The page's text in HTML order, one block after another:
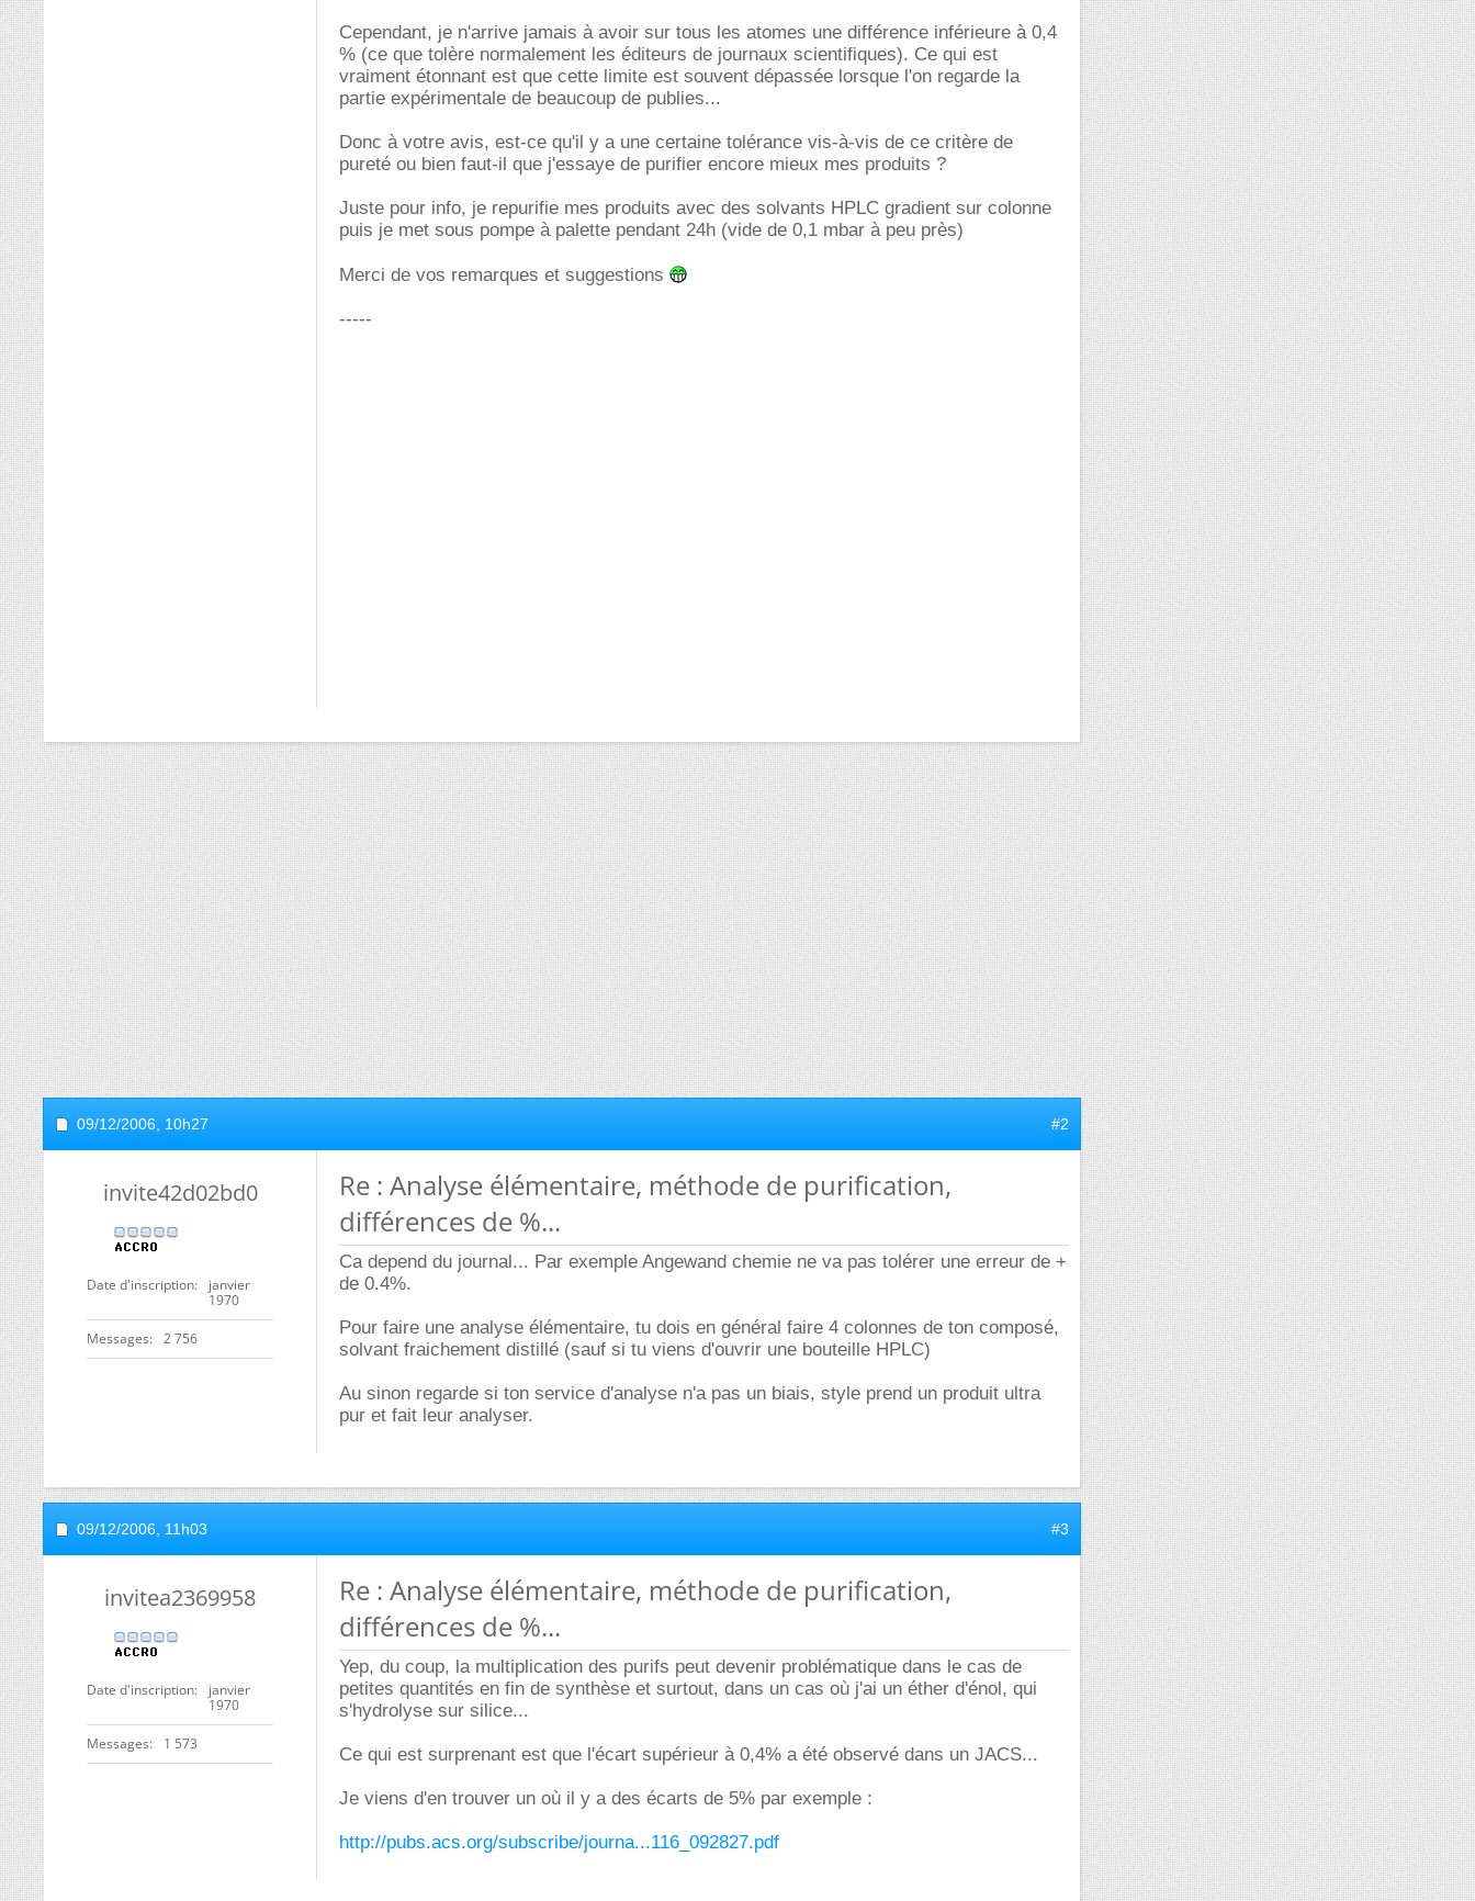
Cependant, je n'arrive jamais à avoir sur tous les atomes une différence inférieure à 0,4
% (ce que tolère normalement les éditeurs de journaux scientifiques). Ce qui est
vraiment étonnant est que cette limite est souvent dépassée lorsque l'on regarde la
partie expérimentale de beaucoup de publies...
Donc à votre avis, est-ce qu'il y a une certaine tolérance vis-à-vis de ce critère de
pureté ou bien faut-il que j'essaye de purifier encore mieux mes produits ?
Juste pour info, je repurifie mes produits avec des solvants HPLC gradient sur colonne
puis je met sous pompe à palette pendant 24h (vide de 0,1 mbar à peu près)
Merci de vos remarques et suggestions
-----
09/12/2006, 10h27 #2
invite42d02bd0
Date d'inscription
janvier
1970
Messages 2 756
Re : Analyse élémentaire, méthode de purification,
différences de %...
Ca depend du journal... Par exemple Angewand chemie ne va pas tolérer une erreur de +
de 0.4%.
Pour faire une analyse élémentaire, tu dois en général faire 4 colonnes de ton composé,
solvant fraichement distillé (sauf si tu viens d'ouvrir une bouteille HPLC)
Au sinon regarde si ton service d'analyse n'a pas un biais, style prend un produit ultra
pur et fait leur analyser.
09/12/2006, 11h03 #3
invitea2369958
Date d'inscription
janvier
1970
Messages 1 573
Re : Analyse élémentaire, méthode de purification,
différences de %...
Yep, du coup, la multiplication des purifs peut devenir problématique dans le cas de
petites quantités en fin de synthèse et surtout, dans un cas où j'ai un éther d'énol, qui
s'hydrolyse sur silice...
Ce qui est surprenant est que l'écart supérieur à 0,4% a été observé dans un JACS...
Je viens d'en trouver un où il y a des écarts de 5% par exemple :
http://pubs.acs.org/subscribe/journa...116_092827.pdf